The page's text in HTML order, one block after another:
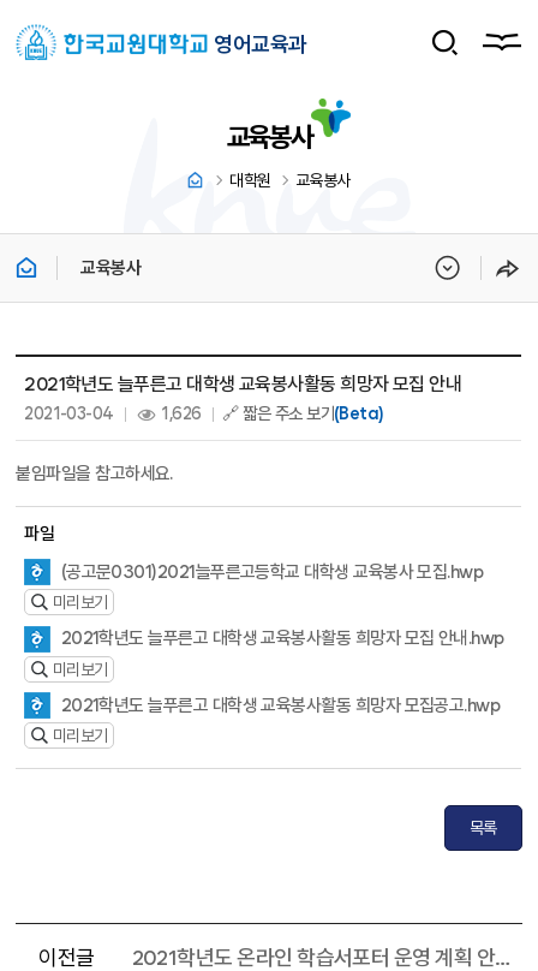
영어교육과
교육봉사
대학원 교육봉사
교육봉사
2021학년도 늘푸른고 대학생 교육봉사활동 희망자 모집 안내
2021-03-04 1,626 🔗 짧은 주소 보기(Beta)
붙임파일을 참고하세요.
파일
(공고문0301)2021늘푸른고등학교 대학생 교육봉사 모집.hwp
미리보기
2021학년도 늘푸른고 대학생 교육봉사활동 희망자 모집 안내.hwp
미리보기
2021학년도 늘푸른고 대학생 교육봉사활동 희망자 모집공고.hwp
미리보기
목록
이전글 2021학년도 온라인 학습서포터 운영 계획 안내(교육봉사)